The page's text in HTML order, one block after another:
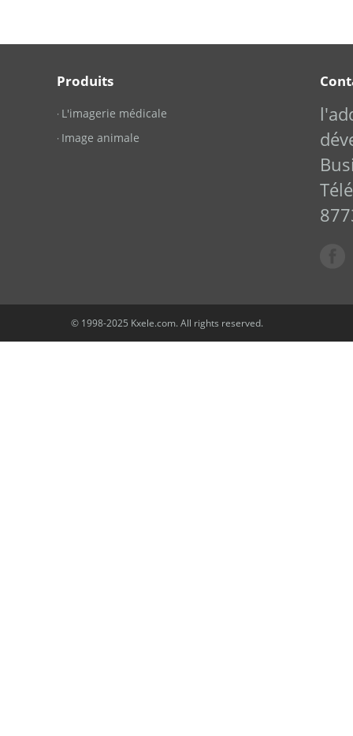
Produits
· L'imagerie médicale
· Image animale
© 1998-2025 Kxele.com. All rights reserved.